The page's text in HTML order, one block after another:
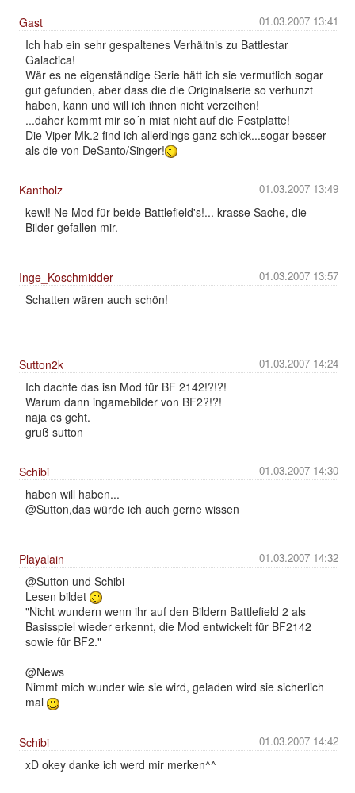
01.03.2007 13:41
Gast
Ich hab ein sehr gespaltenes Verhältnis zu Battlestar
Galactica!
Wär es ne eigenständige Serie hätt ich sie vermutlich sogar
gut gefunden, aber dass die die Originalserie so verhunzt
haben, kann und will ich ihnen nicht verzeihen!
...daher kommt mir so´n mist nicht auf die Festplatte!
Die Viper Mk.2 find ich allerdings ganz schick...sogar besser
als die von DeSanto/Singer!
01.03.2007 13:49
Kantholz
kewl! Ne Mod für beide Battlefield's!... krasse Sache, die
Bilder gefallen mir.
01.03.2007 13:57
Inge_Koschmidder
Schatten wären auch schön!
01.03.2007 14:24
Sutton2k
Ich dachte das isn Mod für BF 2142!?!?!
Warum dann ingamebilder von BF2?!?!
naja es geht.
gruß sutton
01.03.2007 14:30
Schibi
haben will haben...
@Sutton,das würde ich auch gerne wissen
01.03.2007 14:32
Playalain
@Sutton und Schibi
Lesen bildet
"Nicht wundern wenn ihr auf den Bildern Battlefield 2 als
Basisspiel wieder erkennt, die Mod entwickelt für BF2142
sowie für BF2."
@News
Nimmt mich wunder wie sie wird, geladen wird sie sicherlich
mal
01.03.2007 14:42
Schibi
xD okey danke ich werd mir merken^^